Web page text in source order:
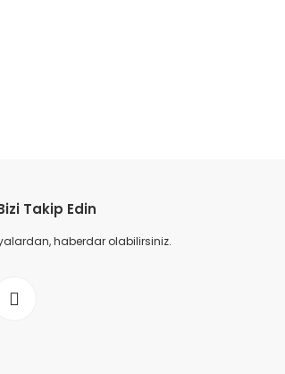
Takip Edin
haberdar olabilirsiniz.